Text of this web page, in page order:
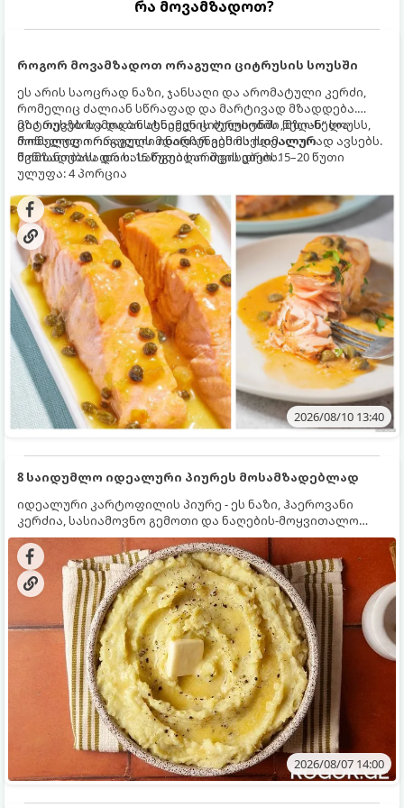
რა მოვამზადოთ?
როგორ მოვამზადოთ ორაგული ციტრუსის სოუსში
ეს არის საოცრად ნაზი, ჯანსაღი და არომატული კერძი,
რომელიც ძალიან სწრაფად და მარტივად მზადდება.
ციტრუსებისა და ბოსტნეულის ბულიონში ნელ-ნელა
მოწალული ორაგული ინარჩუნებს მაქსიმალურ
წვნიანობასა და სასარგებლო თვისებებს.
მზა თევზს ზემოდან ასხამენ ციტრუსების „მზიან“ სოუსს,
რომელიც ორაგულის მდიდარ გემოს იდეალურად ავსებს.
მომზადების დრო: 15 წუთი ხარშვის დრო: 15–20 წუთი
ულუფა: 4 პორცია
2026/08/10 13:40
8 საიდუმლო იდეალური პიურეს მოსამზადებლად
იდეალური კარტოფილის პიურე - ეს ნაზი, ჰაეროვანი
კერძია, სასიამოვნო გემოთი და ნაღების-მოყვითალო
ფერით. მისი მომზადება ძალიან მარტივია, მაგრამ
არსებობს რამდენიმე საიდუმლო, რომლებიც უნდა
იცოდეთ, რომ პიურე იდეალურად გემრიელი გამოვიდეს.
2026/08/07 14:00